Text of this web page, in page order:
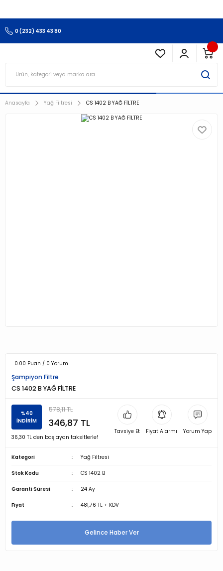
0 (232) 433 43 80
Anasayfa Yağ Filtresi CS 1402 B YAĞ FİLTRE
0.00 Puan / 0 Yorum
Şampiyon Filtre
CS 1402 B YAĞ FİLTRE
%40
İNDİRİM
578,11 TL
346,87 TL
36,30 TL den başlayan taksitlerle!
Tavsiye Et Fiyat Alarmı Yorum Yap
Kategori Yağ Filtresi
Stok Kodu CS 1402 B
Garanti Süresi 24 Ay
Fiyat 481,76 TL + KDV
Gelince Haber Ver